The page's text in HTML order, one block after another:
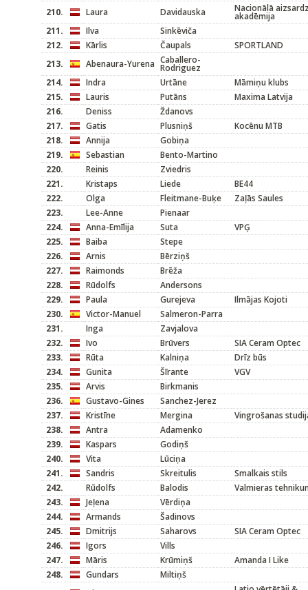
210.
Laura Davidauska Nacionālā
akadēmija
211.
Ilva
Sinkēviča
212.
Kārlis Čaupals
SPORTLAND
213.
Abenaura-Yurena Caballero-
Rodriguez
214.
Indra Urtāne
Māmiņu klubs
215.
Lauris Putāns
Maxima Latvija
216.
Deniss
Ždanovs
217.
Gatis Plusniņš
Kocēnu MTB
218.
Annija
Gobiņa
219.
Sebastian
Bento-Martino
220.
Reinis
Zviedris
221.
Kristaps Liede
BE44
222.
Olga Fleitmane-Buķe
Zaļās Saules
223.
Lee-Anne
Pienaar
224.
Anna-Emīlija Suta
VPĢ
225.
Baiba
Stepe
226.
Arnis
Bērziņš
227.
Raimonds
Brēža
228.
Rūdolfs
Andersons
229.
Paula Gurejeva
Ilmājas Kojoti
230.
Victor-Manuel
Salmeron-Parra
231.
Inga
Zavjalova
232.
Ivo Brūvers
SIA Ceram Optec
233.
Rūta Kalniņa
Drīz būs
234.
Gunita Šīrante
VGV
235.
Arvis
Birkmanis
236.
Gustavo-Gines
Sanchez-Jerez
237.
Kristīne Mergina
Vingrošanas
238.
Antra
Adamenko
239.
Kaspars
Godiņš
240.
Vita
Lūciņa
241.
Sandris Skreitulis
Smalkais stils
242.
Rūdolfs Balodis
Valmieras
243.
Jeļena
Vērdiņa
244.
Armands
Šadinovs
245.
Dmitrijs Saharovs
SIA Ceram Optec
246.
Igors
Vills
247.
Māris Krūmiņš
Amanda I Like
248.
Gundars
Miltiņš